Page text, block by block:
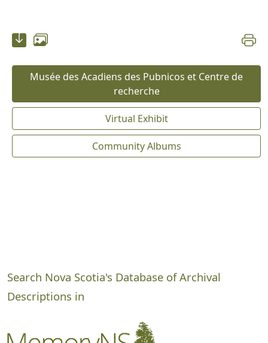
Musée des Acadiens des Pubnicos et Centre de
recherche
Virtual Exhibit
Community Albums
Search Nova Scotia's Database of Archival
Descriptions in